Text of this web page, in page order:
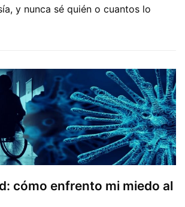
y nunca sé quién o cuantos lo
cómo enfrento mi miedo al